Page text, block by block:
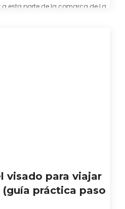
esta parte de la comarca de La
visado para viajar
(guía práctica paso